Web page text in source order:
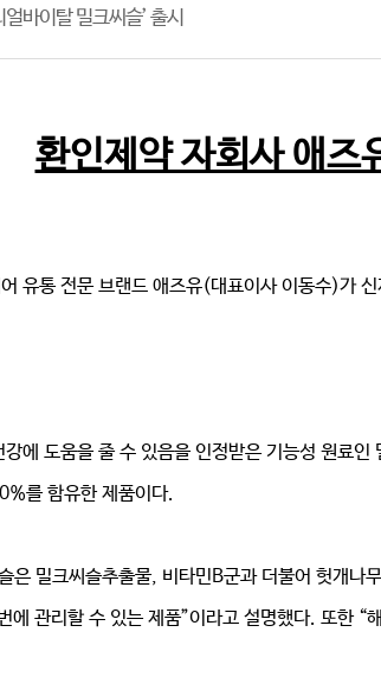
바이탈 밀크씨슬’ 출시
환인제약 자회사 애즈
유통 전문 브랜드 애즈유(대표이사 이동수)가 신
강에 도움을 줄 수 있음을 인정받은 기능성 원
를 함유한 제품이다.
은 밀크씨슬추출물, 비타민B군과 더불어 헛개
에 관리할 수 있는 제품”이라고 설명했다. 또한